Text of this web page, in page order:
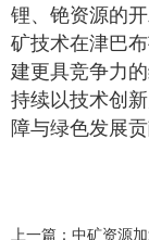
锂、铯资源的
矿技术在津巴
建更具竞争力
持续以技术创
障与绿色发展贡